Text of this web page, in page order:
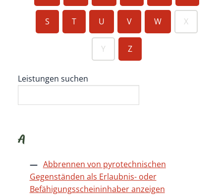
S T U V W X
Y Z
Leistungen suchen
A
Abbrennen von pyrotechnischen
Gegenständen als Erlaubnis- oder
Befähigungsscheininhaber anzeigen